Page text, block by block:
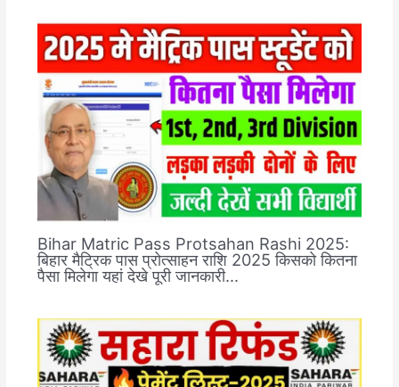
Bihar Matric Pass Protsahan Rashi 2025:
बिहार मैट्रिक पास प्रोत्साहन राशि 2025 किसको कितना
पैसा मिलेगा यहां देखे पूरी जानकारी…